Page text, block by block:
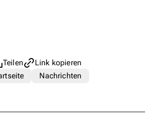
Teilen
Link kopieren
Nachrichten